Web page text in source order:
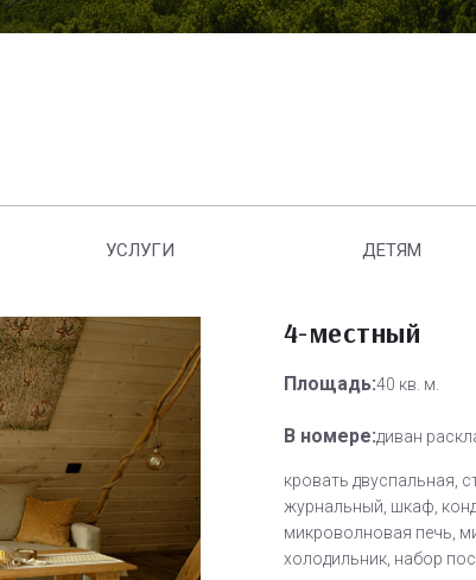
УСЛУГИ ДЕТЯМ
4-местный
Площадь:40 кв. м.
В номере:диван
кровать двуспальная,
журнальный, шкаф,
микроволновая печь,
холодильник, набор